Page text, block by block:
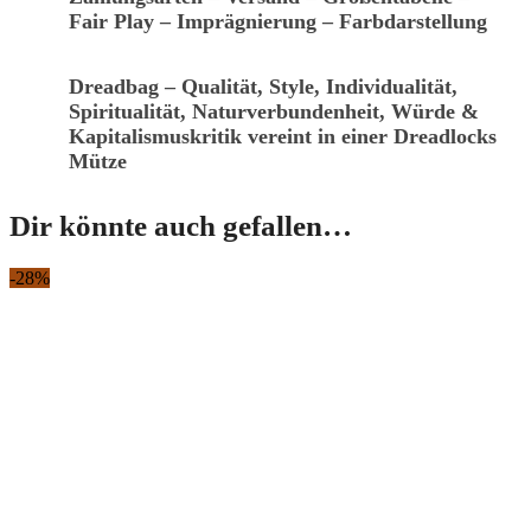
Fair Play – Imprägnierung – Farbdarstellung
Dreadbag – Qualität, Style, Individualität,
Spiritualität, Naturverbundenheit, Würde &
Kapitalismuskritik vereint in einer Dreadlocks
Mütze
Dir könnte auch gefallen…
-28%